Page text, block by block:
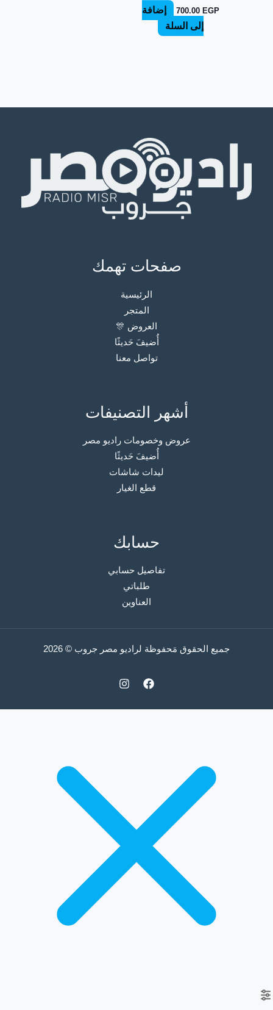
700.00 EGP
إضافة
إلى السلة
صفحات تهمك
الرئيسية
المتجر
العروض 🎊
أُضيفَ حَديثًا
تواصل معنا
أشهر التصنيفات
عروض وخصومات راديو مصر
أُضيفَ حَديثًا
ليدات شاشات
قطع الغيار
حسابك
تفاصيل حسابي
طلباتي
العناوين
جميع الحقوق مَحفوظة لراديو مصر جروب © 2026